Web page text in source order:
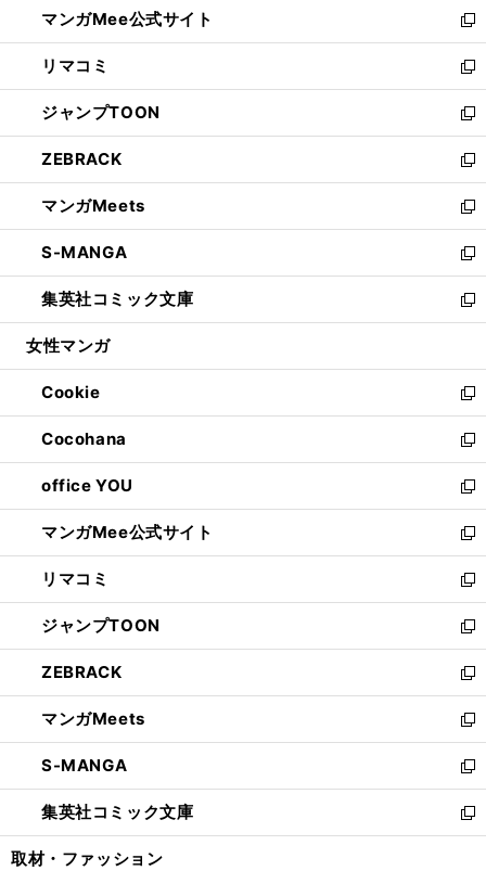
く
ド
ウ
で
開
く
ィ
ン
ド
ウ
で
開
く
い
ウ
ィ
ン
ド
ウ
で
開
く
マンガMee公式サイト
新
し
い
ウ
ィ
ン
ド
ウ
で
開
く
リマコミ
新
し
い
ウ
ィ
ン
ド
ウ
で
開
く
ジャンプTOON
新
し
い
ウ
ィ
ン
ド
ウ
で
開
ZEBRACK
新
し
い
ウ
ィ
ン
ド
ウ
開
く
マンガMeets
新
し
い
ウ
ィ
ン
ウ
で
開
く
S-MANGA
新
し
い
ウ
ン
ド
ウ
で
開
く
集英社コミック文庫
新
し
ウ
ィ
ン
ド
ウ
で
開
く
女性マンガ
Cookie
新
し
い
ウ
ィ
ン
ド
ウ
で
開
く
Cocohana
新
し
い
ウ
ィ
ン
ド
ウ
で
開
く
office YOU
新
し
い
ウ
ィ
ン
ド
ウ
で
開
く
マンガMee公式サイト
新
し
い
ウ
ィ
ン
ド
ウ
で
開
く
リマコミ
新
し
い
ウ
ィ
ン
ド
ウ
で
開
く
ジャンプTOON
新
し
い
ウ
ィ
ン
ド
ウ
で
開
ZEBRACK
新
し
い
ウ
ィ
ン
ド
ウ
マンガMeets
新
し
い
ウ
ィ
ン
S-MANGA
新
し
い
ウ
集英社コミック文庫
新
し
取材・ファッション